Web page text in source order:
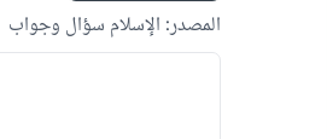
المصدر: الإسلام سؤال وجواب